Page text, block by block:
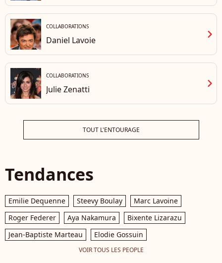
COLLABORATIONS
Daniel Lavoie chevron_right
COLLABORATIONS
Julie Zenatti chevron_right
TOUT L'ENTOURAGE
Tendances
Emilie Dequenne Steevy Boulay
Marc Lavoine
Roger Federer
Aya Nakamura
Bixente Lizarazu
Jean-Baptiste Marteau
Elodie Gossuin
VOIR TOUS LES PEOPLE